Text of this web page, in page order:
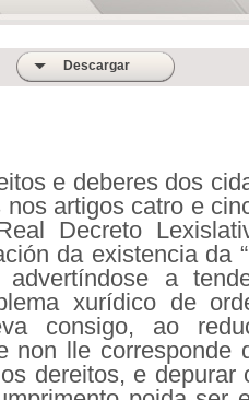
Descargar
e deberes dos
nos artigos catro e
Decreto
da existencia da
advertíndose a
xurídico de
consigo, ao
non lle corresponde
dereitos, e depurar